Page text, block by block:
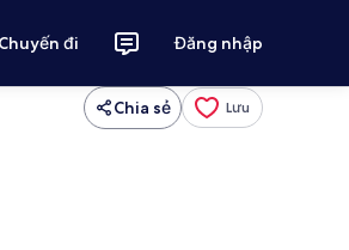
Chuyến đi Đăng nhập
Chia sẻ Lưu